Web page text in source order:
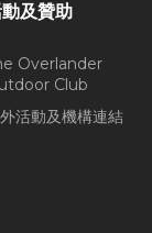
及贊助
Overlander
Club
活動及機構連結